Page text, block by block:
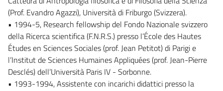
(Prof. Evandro Agazzi), Università di Friburgo (Svizzera).
• 1994-5, Research fellowship del Fondo Nazionale svizzero
della Ricerca scientifica (F.N.R.S.) presso l’École des Hautes
Études en Sciences Sociales (prof. Jean Petitot) di Parigi e
l’Institut de Sciences Humaines Appliquées (prof. Jean-Pierre
Desclés) dell’Università Paris IV - Sorbonne.
• 1993-1994, Assistente con incarichi didattici presso la